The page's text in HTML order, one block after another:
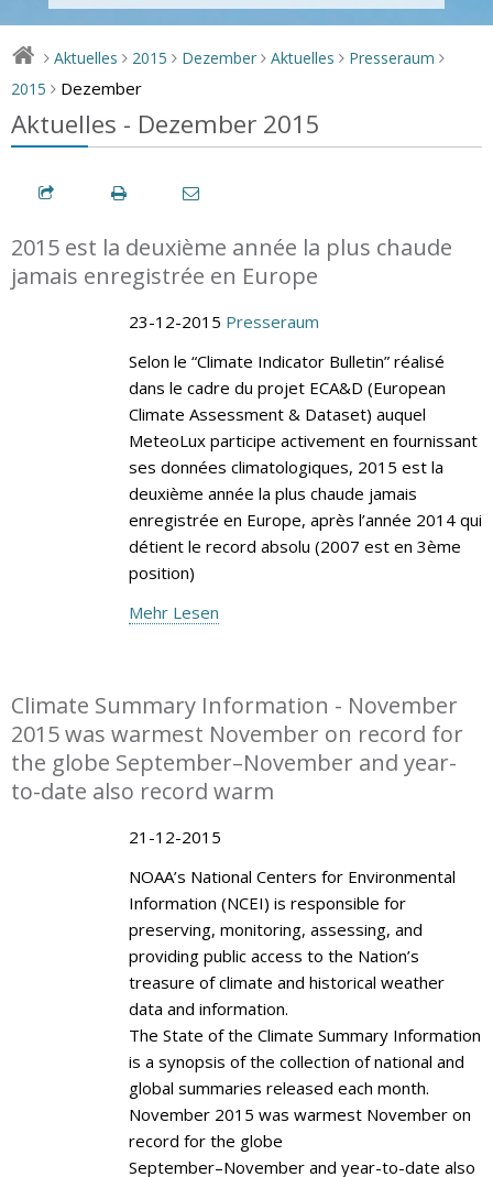
> Aktuelles > 2015 > Dezember > Aktuelles > Presseraum >
2015 > Dezember
Aktuelles - Dezember 2015
2015 est la deuxième année la plus chaude
jamais enregistrée en Europe
23-12-2015 Presseraum
Selon le “Climate Indicator Bulletin” réalisé
dans le cadre du projet ECA&D (European
Climate Assessment & Dataset) auquel
MeteoLux participe activement en fournissant
ses données climatologiques, 2015 est la
deuxième année la plus chaude jamais
enregistrée en Europe, après l’année 2014 qui
détient le record absolu (2007 est en 3ème
position)
Mehr Lesen
Climate Summary Information - November
2015 was warmest November on record for
the globe September–November and year-
to-date also record warm
21-12-2015
NOAA’s National Centers for Environmental
Information (NCEI) is responsible for
preserving, monitoring, assessing, and
providing public access to the Nation’s
treasure of climate and historical weather
data and information.
The State of the Climate Summary Information
is a synopsis of the collection of national and
global summaries released each month.
November 2015 was warmest November on
record for the globe
September–November and year-to-date also